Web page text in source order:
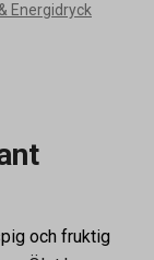
& Energidryck
och fruktig